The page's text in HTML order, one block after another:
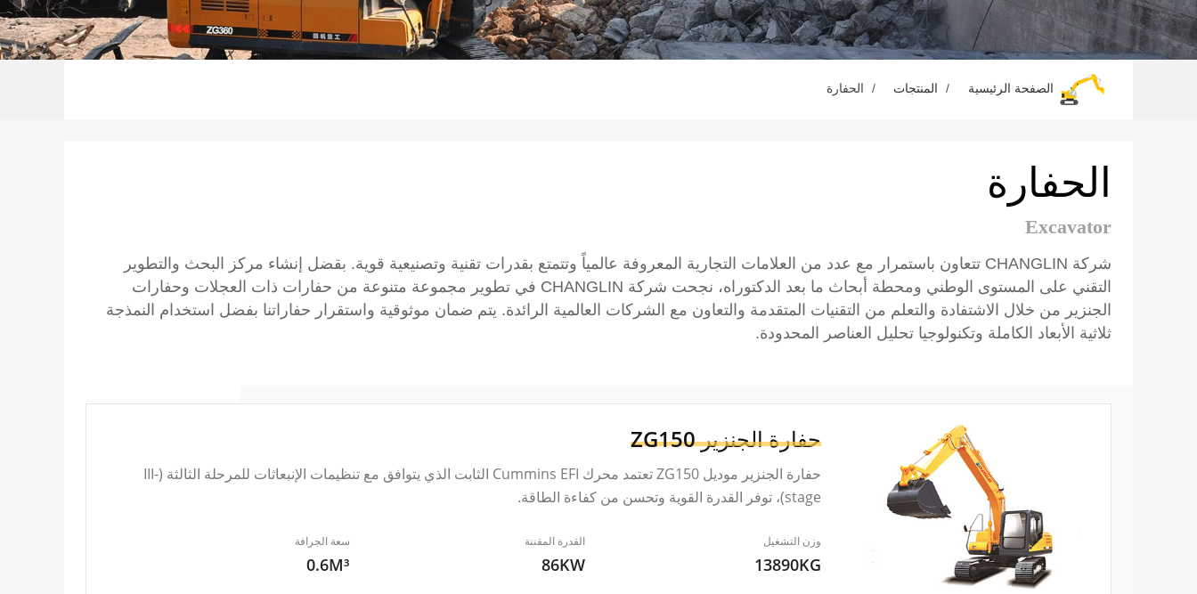
الصفحة الرئيسية المنتجات الحفارة
الحفارة
Excavator
شركة CHANGLIN تتعاون باستمرار مع عدد من العلامات التجارية المعروفة عالمياً وتتمتع بقدرات تقنية وتصنيعية قوية. بقضل إنشاء مركز البحث والتطوير
التقني على المستوى الوطني ومحطة أبحاث ما بعد الدكتوراه، نجحت شركة CHANGLIN في تطوير مجموعة متنوعة من حفارات ذات العجلات وحفارات
الجنزير من خلال الاشتفادة والتعلم من التقنيات المتقدمة والتعاون مع الشركات العالمية الرائدة. يتم ضمان موثوقية واستقرار حفاراتنا بفضل استخدام النمذجة
ثلاثية الأبعاد الكاملة وتكنولوجيا تحليل العناصر المحدودة.
حفارة الجنزيرZG150
حفارة الجنزير موديل ZG150 تعتمد محرك Cummins EFI الثابت الذي يتوافق مع تنظيمات الإنبعاثات للمرحلة الثالثة (III-
stage)، توفر القدرة القوية وتحسن من كفاءة الطاقة.
وزن التشغيل
13890KG
القدرة المقننة
86KW
سعة الجرافة
0.6M³